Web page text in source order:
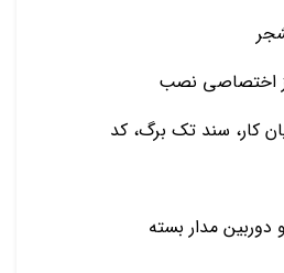
اختصاصی نصب
کار، سند تک برگ، کد
دوربین مدار بسته